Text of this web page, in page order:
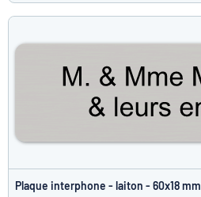
Plaque interphone - laiton - 60x18 mm